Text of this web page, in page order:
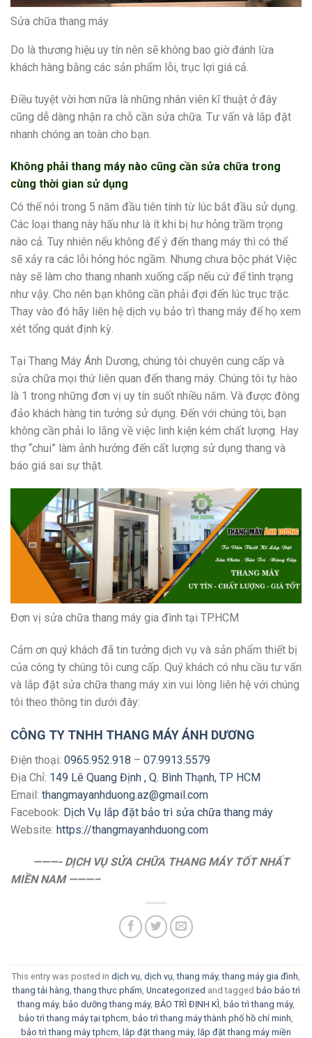
Sửa chữa thang máy
Do là thương hiệu uy tín nên sẽ không bao giờ đánh lừa
khách hàng bằng các sản phẩm lỗi, trục lợi giá cả.
Điều tuyệt vời hơn nữa là những nhân viên kĩ thuật ở đây
cũng dễ dàng nhận ra chỗ cần sửa chữa. Tư vấn và lắp đặt
nhanh chóng an toàn cho bạn.
Không phải thang máy nào cũng cần sửa chữa trong
cùng thời gian sử dụng
Có thể nói trong 5 năm đầu tiên tính từ lúc bắt đầu sử dụng.
Các loại thang này hấu như là ít khi bị hư hỏng trầm trọng
nào cả. Tuy nhiên nếu không để ý đến thang máy thì có thể
sẽ xảy ra các lỗi hỏng hóc ngầm. Nhưng chưa bộc phát Việc
này sẽ làm cho thang nhanh xuống cấp nếu cứ để tình trạng
như vậy. Cho nên bạn không cần phải đợi đến lúc trục trặc.
Thay vào đó hãy liên hệ dịch vụ bảo trì thang máy để họ xem
xét tổng quát định kỳ.
Tại Thang Máy Ánh Dương, chúng tôi chuyên cung cấp và
sửa chữa mọi thứ liên quan đến thang máy. Chúng tôi tự hào
là 1 trong những đơn vị uy tín suốt nhiều năm. Và được đông
đảo khách hàng tin tưởng sử dụng. Đến với chúng tôi, bạn
không cần phải lo lắng về việc linh kiện kém chất lượng. Hay
thợ “chui” làm ảnh hưởng đến cất lượng sử dụng thang và
báo giá sai sự thật.
Đơn vị sửa chữa thang máy gia đình tại TP.HCM
Cảm ơn quý khách đã tin tưởng dịch vụ và sản phẩm thiết bị
của công ty chúng tôi cung cấp. Quý khách có nhu cầu tư vấn
và lắp đặt sửa chữa thang máy xin vui lòng liên hệ với chúng
tôi theo thông tin dưới đây:
CÔNG TY TNHH THANG MÁY ÁNH DƯƠNG
Điện thoại: 0965.952.918 – 07.9913.5579
Địa Chỉ: 149 Lê Quang Định , Q. Bình Thạnh, TP HCM
Email: thangmayanhduong.az@gmail.com
Facebook: Dịch Vụ lắp đặt bảo trì sửa chữa thang máy
Website: https://thangmayanhduong.com
———- DỊCH VỤ SỬA CHỮA THANG MÁY TỐT NHẤT
MIỀN NAM ———–
This entry was posted in dịch vụ dịch vụ ,thang máy,thang máy gia đình
thang tải hàng ,thang thực phẩm Uncategorized and tagged bảo bảo trì
thang máy, bảo dưỡng thang máy, BẢO TRÌ ĐỊNH KÌ bảo trì thang máy,
bảo trì thang máy tại tphcm bảo trì thang máy thành phố hồ chí minh
bảo trì thang máy tphcm
lắp đặt thang máy, lắp đặt thang máy miền